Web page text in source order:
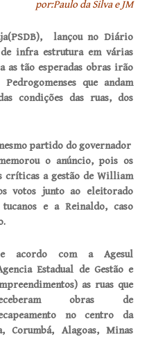
por:Paulo da Silva e JM
lançou no Diário
infra estrutura em várias
as tão esperadas obras irão
que andam
condições das ruas, dos
partido do governador
o anúncio, pois os
críticas a gestão de William
votos junto ao eleitorado
tucanos e a Reinaldo, caso
acordo com a Agesul
Estadual de Gestão e
as ruas que
obras de
no centro da
Corumbá, Alagoas, Minas